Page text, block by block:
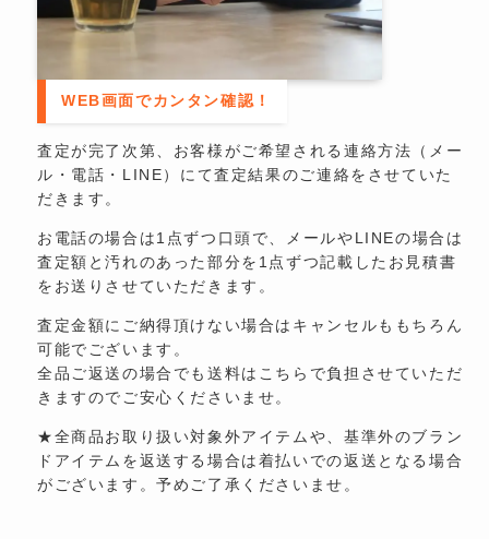
WEB画面でカンタン確認！
査定が完了次第、お客様がご希望される連絡方法（メー
ル・電話・LINE）にて査定結果のご連絡をさせていた
だきます。
お電話の場合は1点ずつ口頭で、メールやLINEの場合は
査定額と汚れのあった部分を1点ずつ記載したお見積書
をお送りさせていただきます。
査定金額にご納得頂けない場合はキャンセルももちろん
可能でございます。
全品ご返送の場合でも送料はこちらで負担させていただ
きますのでご安心くださいませ。
★全商品お取り扱い対象外アイテムや、基準外のブラン
ドアイテムを返送する場合は着払いでの返送となる場合
がございます。予めご了承くださいませ。